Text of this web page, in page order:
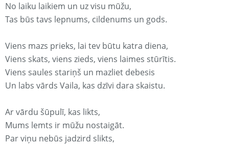
No laiku laikiem un uz visu mūžu,
Tas būs tavs lepnums, cildenums un gods.
Viens mazs prieks, lai tev būtu katra diena,
Viens skats, viens zieds, viens laimes stūrītis.
Viens saules stariņš un mazliet debesis
Un labs vārds Vaila, kas dzīvi dara skaistu.
Ar vārdu šūpulī, kas likts,
Mums lemts ir mūžu nostaigāt.
Par viņu nebūs jadzird slikts,